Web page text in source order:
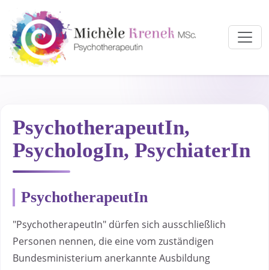
PsychotherapeutIn,
PsychologIn, PsychiaterIn
PsychotherapeutIn
"PsychotherapeutIn" dürfen sich ausschließlich
Personen nennen, die eine vom zuständigen
Bundesministerium anerkannte Ausbildung